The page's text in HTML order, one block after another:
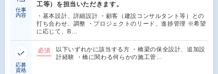
仕事
内容
工等）を担当いただきます。
・基本設計、詳細設計 ・顧客（建設コンサルタント等）との
打ち合わせ、調整 ・プロジェクトのリード、進捗管理 ※希望
に応じて、B…
応募
資格
必須
以下いずれかに該当する方 ・橋梁の保全設計、追加設
計経験 ・橋に関わる何らかの施工管…